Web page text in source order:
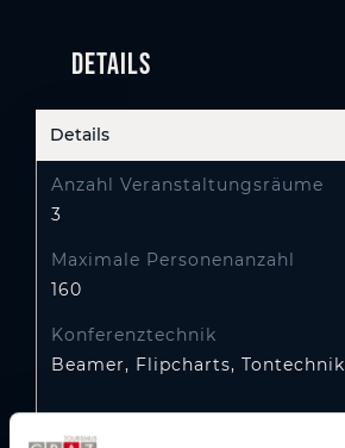
Details
Details
Anzahl Veranstaltungsräume
3
Maximale Personenanzahl
160
Konferenztechnik
Beamer, Flipcharts,